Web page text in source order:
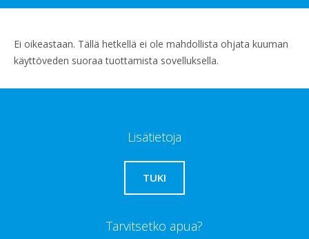
Ei oikeastaan. Tällä hetkellä ei ole mahdollista ohjata kuuman
käyttöveden suoraa tuottamista sovelluksella.
Lisätietoja
TUKI
Tarvitsetko apua?